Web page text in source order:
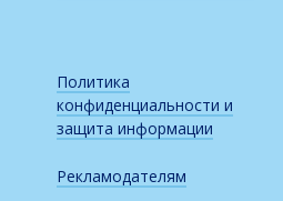
Политика
конфиденциальности и
защита информации
Рекламодателям